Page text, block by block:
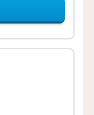
ontspannen